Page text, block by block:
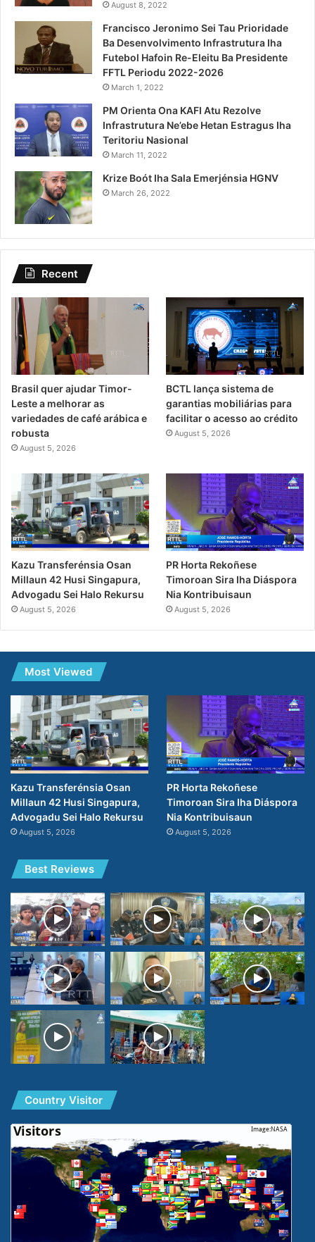
August 8, 2022
Francisco Jeronimo Sei Tau Prioridade
Ba Desenvolvimento Infrastrutura Iha
Futebol Hafoin Re-Eleitu Ba Presidente
FFTL Periodu 2022-2026
March 1, 2022
PM Orienta Ona KAFI Atu Rezolve
Infrastrutura Ne’ebe Hetan Estragus Iha
Teritoriu Nasional
March 11, 2022
Krize Boót Iha Sala Emerjénsia HGNV
March 26, 2022
Recent
Brasil quer ajudar Timor-
Leste a melhorar as
variedades de café arábica e
robusta
August 5, 2026
BCTL lança sistema de
garantias mobiliárias para
facilitar o acesso ao crédito
August 5, 2026
Kazu Transferénsia Osan
Millaun 42 Husi Singapura,
Advogadu Sei Halo Rekursu
August 5, 2026
PR Horta Rekoñese
Timoroan Sira Iha Diáspora
Nia Kontribuisaun
August 5, 2026
Most Viewed
Kazu Transferénsia Osan
Millaun 42 Husi Singapura,
Advogadu Sei Halo Rekursu
August 5, 2026
PR Horta Rekoñese
Timoroan Sira Iha Diáspora
Nia Kontribuisaun
August 5, 2026
Best Reviews
Country Visitor